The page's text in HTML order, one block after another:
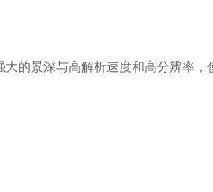
景深与高解析速度和高分辨率，